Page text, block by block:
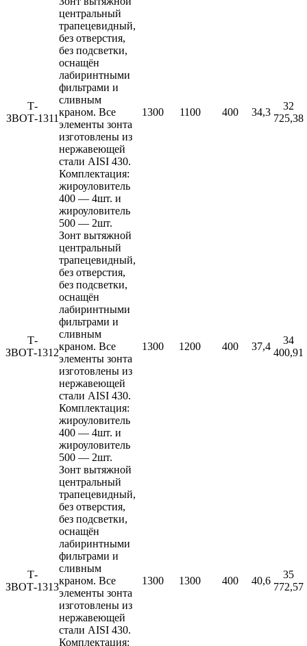
Т-
ЗВОТ-1311
центральный
трапецевидный,
без отверстия,
без подсветки,
оснащён
лабиринтными
фильтрами и
сливным
краном. Все
элементы зонта
изготовлены из
нержавеющей
стали AISI 430.
Комплектация:
жироуловитель
400 — 4шт. и
жироуловитель
500 — 2шт.
1300 1100 400 34,3
32
725,38
Т-
ЗВОТ-1312
Зонт вытяжной
центральный
трапецевидный,
без отверстия,
без подсветки,
оснащён
лабиринтными
фильтрами и
сливным
краном. Все
элементы зонта
изготовлены из
нержавеющей
стали AISI 430.
Комплектация:
жироуловитель
400 — 4шт. и
жироуловитель
500 — 2шт.
1300 1200 400 37,4
34
400,91
Т-
ЗВОТ-1313
Зонт вытяжной
центральный
трапецевидный,
без отверстия,
без подсветки,
оснащён
лабиринтными
фильтрами и
сливным
краном. Все
элементы зонта
изготовлены из
нержавеющей
стали AISI 430.
Комплектация:
1300 1300 400 40,6
35
772,57